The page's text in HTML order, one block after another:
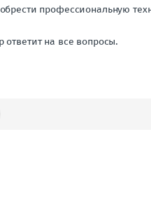
профессиональную
на все вопросы.